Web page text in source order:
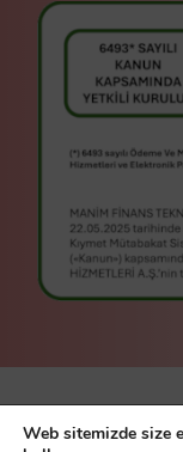
manim bir
Web sitemizde size